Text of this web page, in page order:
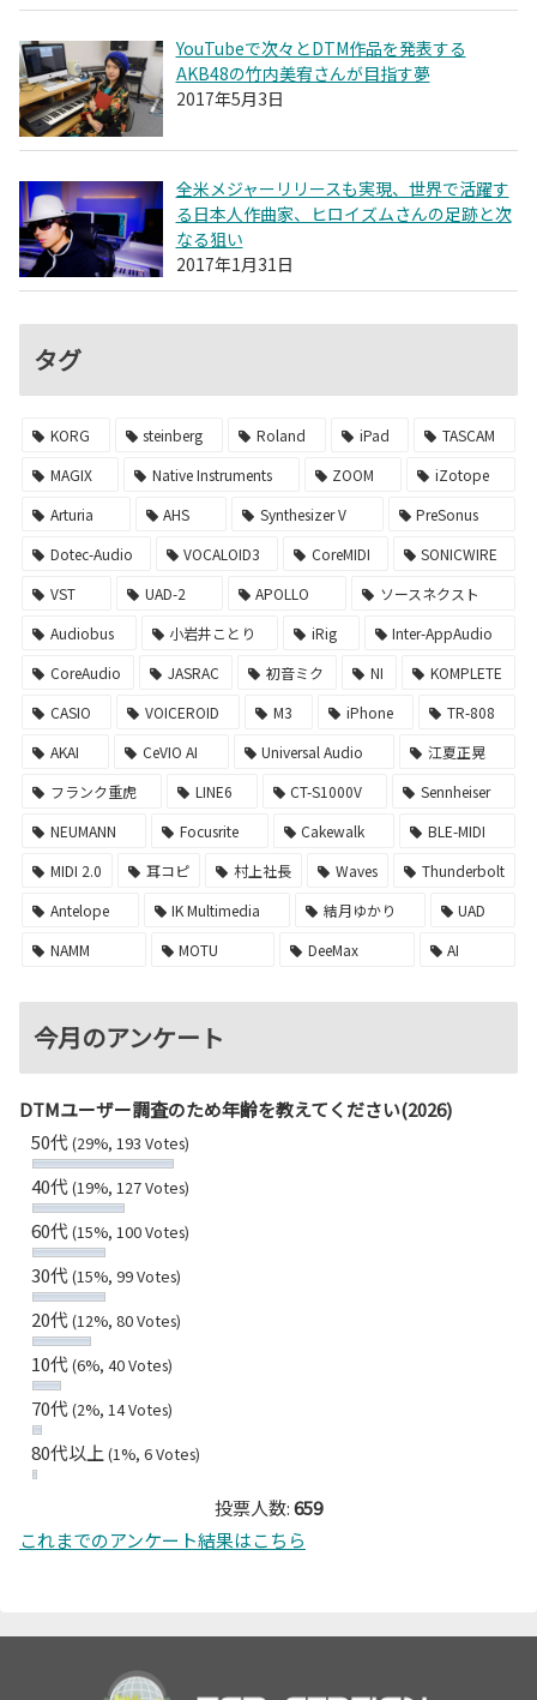
YouTubeで次々とDTM作品を発表する
AKB48の竹内美宥さんが目指す夢
2017年5月3日
全米メジャーリリースも実現、世界で活躍す
る日本人作曲家、ヒロイズムさんの足跡と次
なる狙い
2017年1月31日
タグ
KORG steinberg Roland iPad
TASCAM
MAGIX
Native Instruments ZOOM
iZotope
Arturia
AHS Synthesizer V
PreSonus
Dotec-Audio
VOCALOID3 CoreMIDI
SONICWIRE
VST
UAD-2 APOLLO
ソースネクスト
Audiobus
小岩井ことり iRig
Inter-AppAudio
CoreAudio
JASRAC 初音ミク NI
KOMPLETE
CASIO
VOICEROID M3 iPhone
TR-808
AKAI
CeVIO AI Universal Audio
江夏正晃
フランク重虎
LINE6 CT-S1000V
Sennheiser
NEUMANN
Focusrite Cakewalk
BLE-MIDI
MIDI 2.0
耳コピ 村上社長 Waves
Thunderbolt
Antelope
IK Multimedia 結月ゆかり
UAD
NAMM
MOTU DeeMax AI
今月のアンケート
DTMユーザー調査のため年齢を教えてください(2026)
50代(29%, 193 Votes)
40代(19%, 127 Votes)
60代(15%, 100 Votes)
30代(15%, 99 Votes)
20代(12%, 80 Votes)
10代(6%, 40 Votes)
70代(2%, 14 Votes)
80代以上 (1%, 6 Votes)
投票人数:659
これまでのアンケート結果はこちら